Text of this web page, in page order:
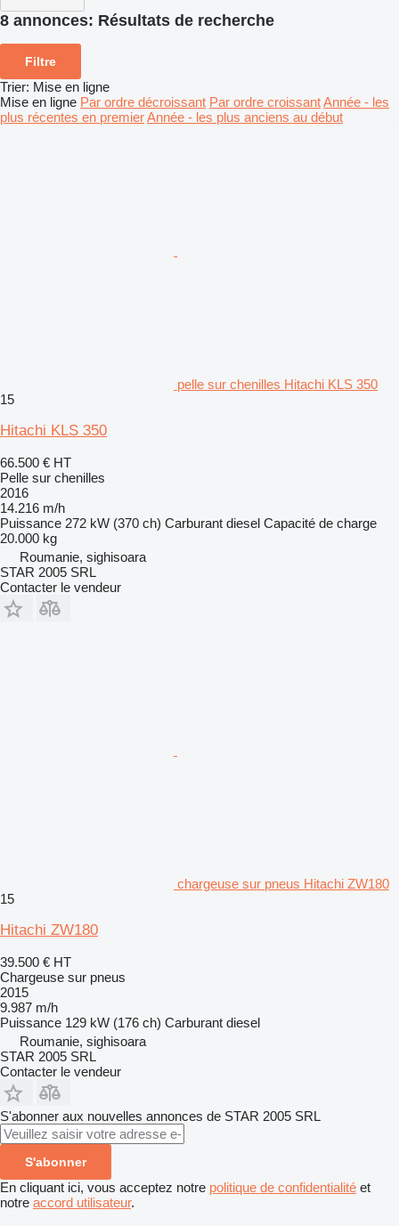
8 annonces: Résultats de recherche
Filtre
Trier: Mise en ligne
Mise en ligne Par ordre décroissant Par ordre croissantAnnée - les
plus récentes en premierAnnée - les plus anciens au début
pelle sur chenilles Hitachi KLS 350
15
Hitachi KLS 350
66.500 € HT
Pelle sur chenilles
2016
14.216 m/h
Puissance 272 kW (370 ch) Carburant diesel Capacité de charge
20.000 kg
Roumanie, sighisoara
STAR 2005 SRL
Contacter le vendeur
chargeuse sur pneus Hitachi ZW180
15
Hitachi ZW180
39.500 € HT
Chargeuse sur pneus
2015
9.987 m/h
Puissance 129 kW (176 ch) Carburant diesel
Roumanie, sighisoara
STAR 2005 SRL
Contacter le vendeur
S'abonner aux nouvelles annonces de STAR 2005 SRL
S'abonner
En cliquant ici, vous acceptez notre politique de confidentialité et
notre accord utilisateur.